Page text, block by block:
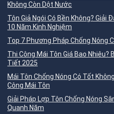
Không Còn Dột Nước
Tôn Giả Ngói Có Bền Không? Giải
10 Năm Kinh Nghiệm
Top 7 Phương Pháp Chống Nóng
Thi Công Mái Tôn Giá Bao Nhiêu?
Tiết 2025
Mái Tôn Chống Nóng Có Tốt
Công Mái Tôn
Giải Pháp Lợp Tôn Chống Nóng
Quanh Năm